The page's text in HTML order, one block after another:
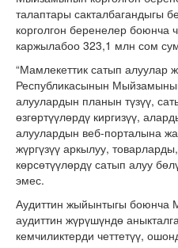
талаптары сакталбагандыгы
корголгон беренелер боюнча
каржылабоо 323,1 млн сом
“Мамлекеттик сатып алуулар
Республикасынын
алуулардын планын түзүү,
өзгөртүүлөрдү киргизүү,
алуулардын веб-порталына
жүргүзүү аркылуу,
көрсөтүүлөрдү сатып алуу
эмес.
Аудиттин жыйынтыгы боюнча
аудиттин жүрүшүндө
кемчиликтерди четтетүү,